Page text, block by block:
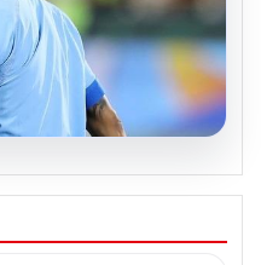
gerginlik